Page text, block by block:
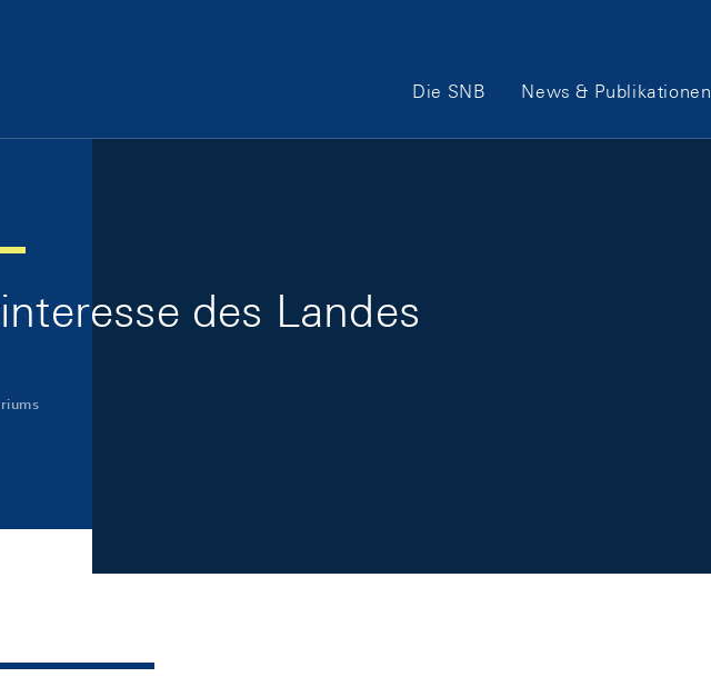
Hauptnavigation
Die SNB News & Publikationen
des Landes